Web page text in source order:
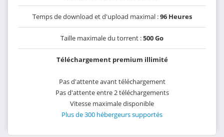
Temps de download et d'upload maximal :96 Heures
Taille maximale du torrent :500 Go
Téléchargement premium illimité
Pas d'attente avant téléchargement
Pas d'attente entre 2 téléchargements
Vitesse maximale disponible
Plus de 300 hébergeurs supportés